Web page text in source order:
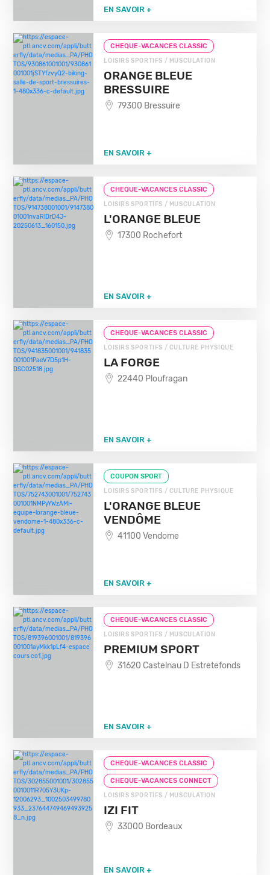
EN SAVOIR +
CHEQUE-VACANCES CLASSIC
LOISIRS SPORTIFS / MUSCULATION
ORANGE BLEUE
BRESSUIRE
79300 Bressuire
EN SAVOIR +
CHEQUE-VACANCES CLASSIC
LOISIRS SPORTIFS / MUSCULATION
L'ORANGE BLEUE
17300 Rochefort
EN SAVOIR +
CHEQUE-VACANCES CLASSIC
LOISIRS SPORTIFS / CULTURE PHYSIQUE
LA FORGE
22440 Ploufragan
EN SAVOIR +
COUPON SPORT
LOISIRS SPORTIFS / CULTURE PHYSIQUE
L'ORANGE BLEUE
VENDÔME
41100 Vendome
EN SAVOIR +
CHEQUE-VACANCES CLASSIC
LOISIRS SPORTIFS / MUSCULATION
PREMIUM SPORT
31620 Castelnau D Estretefonds
EN SAVOIR +
CHEQUE-VACANCES CLASSIC
CHEQUE-VACANCES CONNECT
LOISIRS SPORTIFS / MUSCULATION
IZI FIT
33000 Bordeaux
EN SAVOIR +